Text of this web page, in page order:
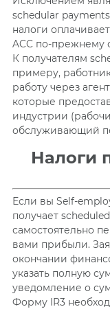
schedular
налоги
ACC по-прежнему
К получателям
примеру,
работу через
которые
индустрии
обслуживающий
Налоги
Если вы Self-
получает
самостоятельно
вами прибыли.
окончании
указать полную
уведомление о
Форму IR3